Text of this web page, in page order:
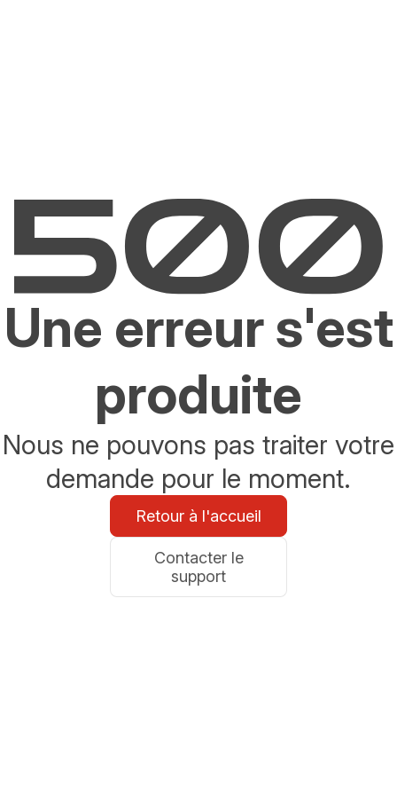
Une erreur s'est
produite
Nous ne pouvons pas traiter votre
demande pour le moment.
Retour à l'accueil
Contacter le
support